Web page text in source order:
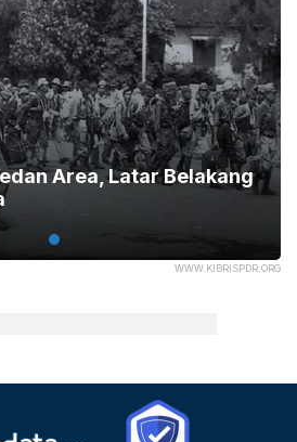
WWW.KIBRISPDR.ORG
Area, Latar Belakang